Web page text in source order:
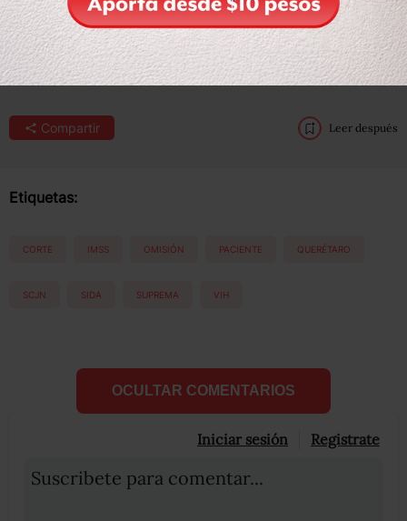
https://twitter.com/SCJN/status/1326638430772670471?
s=08
Compartir Leer después
Etiquetas:
CORTE IMSS OMISIÓN PACIENTE QUERÉTARO
SCJN SIDA SUPREMA VIH
OCULTAR COMENTARIOS
Iniciar sesión Registrate
Suscribete para comentar...